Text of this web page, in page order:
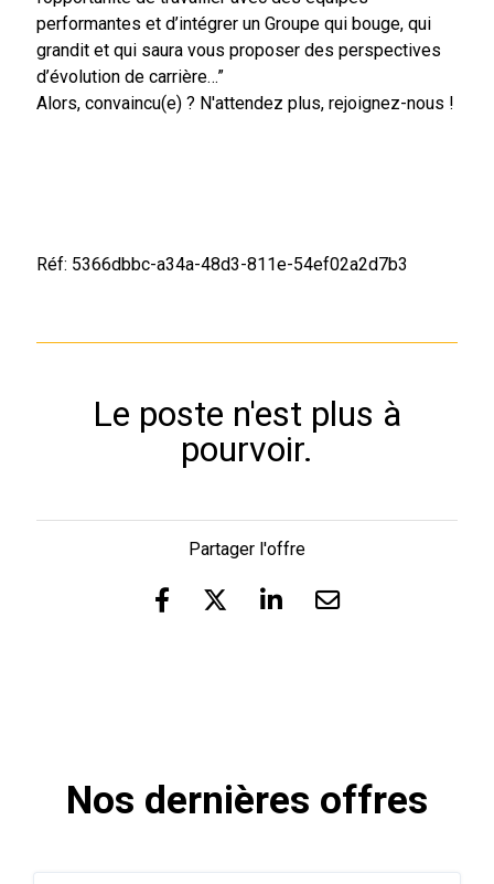
performantes et d’intégrer un Groupe qui bouge, qui
grandit et qui saura vous proposer des perspectives
d’évolution de carrière…”
Alors, convaincu(e) ? N'attendez plus, rejoignez-nous !
Réf: 5366dbbc-a34a-48d3-811e-54ef02a2d7b3
Le poste n'est plus à
pourvoir.
Partager l'offre
Nos dernières offres